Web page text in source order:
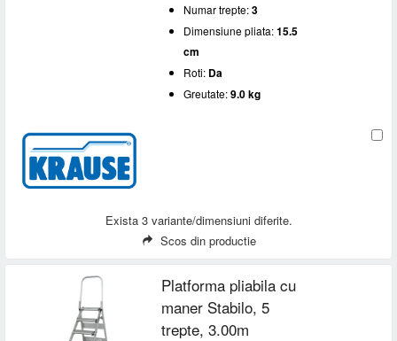
Numar trepte:3
Dimensiune pliata:15.5
cm
Roti: Da
Greutate:9.0 kg
Exista 3 variante/dimensiuni diferite.
Scos din productie
Platforma pliabila cu
maner Stabilo, 5
trepte, 3.00m